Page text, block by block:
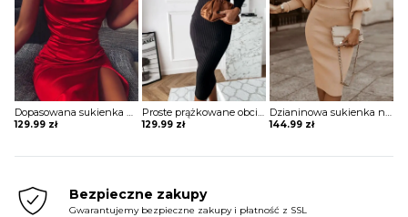
Dopasowana sukienka na ramiączkach z cienkimi ramiączkami Jennet
129.99 zł
Proste prążkowane obcisłe sukienki z długim rękawem sukienka Sigita
129.99 zł
Dzianinowa sukienka na ramiączkach z latarnią Magdaleen
144.99 zł
Bezpieczne zakupy
Gwarantujemy bezpieczne zakupy i płatność z SSL